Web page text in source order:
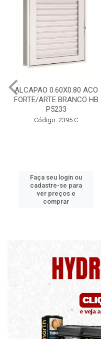
PORTA CANELADA 85X2.15
DIR HB ACO ARTE 1490
Código: 2314
Faça seu login ou
cadastre-se para
ver preços e
comprar